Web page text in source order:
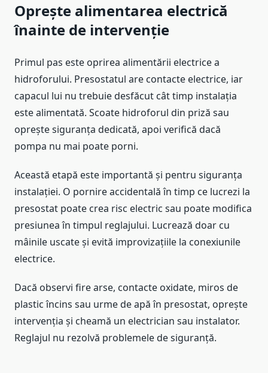
Oprește alimentarea electrică
înainte de intervenție
Primul pas este oprirea alimentării electrice a
hidroforului. Presostatul are contacte electrice, iar
capacul lui nu trebuie desfăcut cât timp instalația
este alimentată. Scoate hidroforul din priză sau
oprește siguranța dedicată, apoi verifică dacă
pompa nu mai poate porni.
Această etapă este importantă și pentru siguranța
instalației. O pornire accidentală în timp ce lucrezi la
presostat poate crea risc electric sau poate modifica
presiunea în timpul reglajului. Lucrează doar cu
mâinile uscate și evită improvizațiile la conexiunile
electrice.
Dacă observi fire arse, contacte oxidate, miros de
plastic încins sau urme de apă în presostat, oprește
intervenția și cheamă un electrician sau instalator.
Reglajul nu rezolvă problemele de siguranță.